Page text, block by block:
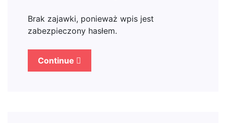
Brak zajawki, ponieważ wpis jest
zabezpieczony hasłem.
Continue